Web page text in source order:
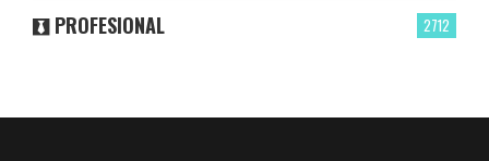
2712
PROFESIONAL